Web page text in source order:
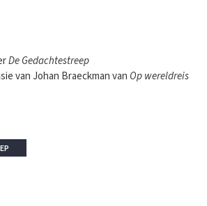
De Gedachtestreep
van Johan Braeckman van Op wereldreis